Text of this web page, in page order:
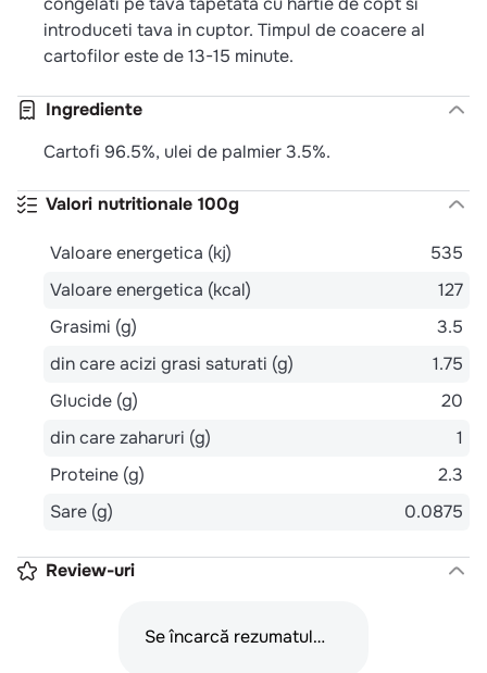
introduceti tava in cuptor. Timpul de coacere al
cartofilor este de 13-15 minute.
Ingrediente
Cartofi 96.5%, ulei de palmier 3.5%.
Valori nutritionale 100g
Valoare energetica (kj)
535
Valoare energetica (kcal)
127
Grasimi (g)
3.5
din care acizi grasi saturati (g)
1.75
Glucide (g)
20
din care zaharuri (g)
1
Proteine (g)
2.3
Sare (g)
0.0875
Review-uri
Se încarcă rezumatul…